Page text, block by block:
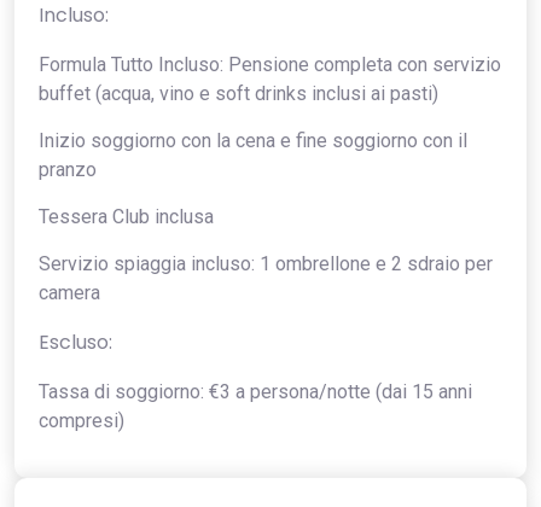
Incluso:
Formula Tutto Incluso: Pensione completa con servizio
buffet (acqua, vino e soft drinks inclusi ai pasti)
Inizio soggiorno con la cena e fine soggiorno con il
pranzo
Tessera Club inclusa
Servizio spiaggia incluso: 1 ombrellone e 2 sdraio per
camera
Escluso:
Tassa di soggiorno: €3 a persona/notte (dai 15 anni
compresi)